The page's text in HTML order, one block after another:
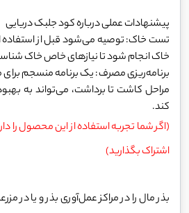
پیشنهادات عملی درباره کود جلبک دریایی
تست خاک: توصیه می‌شود قبل از استفاده
خاک انجام شود تا نیازهای خاص خاک
برنامه‌ریزی مصرف: یک برنامه منسجم
مراحل کاشت تا برداشت، می‌تواند به
کند.
(اگر شما تجربه استفاده از این محصول را
اشتراک بگذارید)
بذر مال را در مراکز عمل‌آوری بذر و یا در